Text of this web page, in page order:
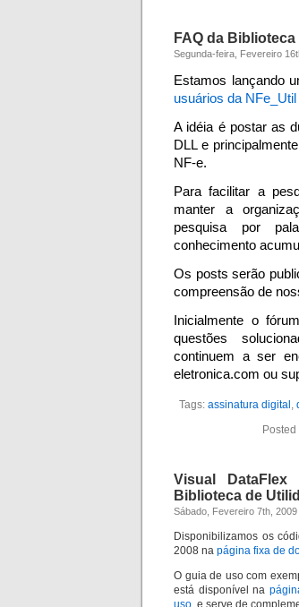
FAQ da
Segunda-feira, Fevereiro
Estamos lançando
usuários da
A idéia é postar as
DLL e
NF-e.
Para facilitar a
manter a
pesquisa por
conhecimento
Os posts serão
compreensão de
Inicialmente o
questões
continuem a ser
eletronica.com ou
Tags: assinatura digital ,
Posted
Visual
Biblioteca de
Sábado, Fevereiro 7th, 2009
Disponibilizamos os
2008 na página fixa de
O guia de uso com
está disponível na
uso, e serve de